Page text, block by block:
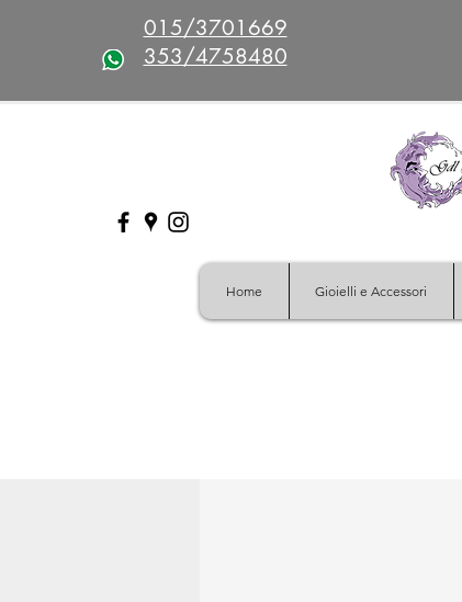
015/3701669
353/4758480
Home Gioielli e Accessori